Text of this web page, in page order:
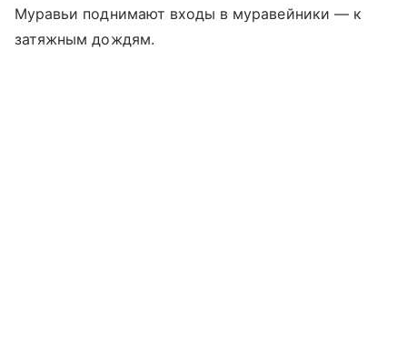
Муравьи поднимают входы в муравейники — к
затяжным дождям.